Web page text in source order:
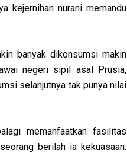
kejernihan nurani memandu
banyak dikonsumsi makin
negeri sipil asal Prusia,
selanjutnya tak punya nilai
memanfaatkan fasilitas
berilah ia kekuasaan.